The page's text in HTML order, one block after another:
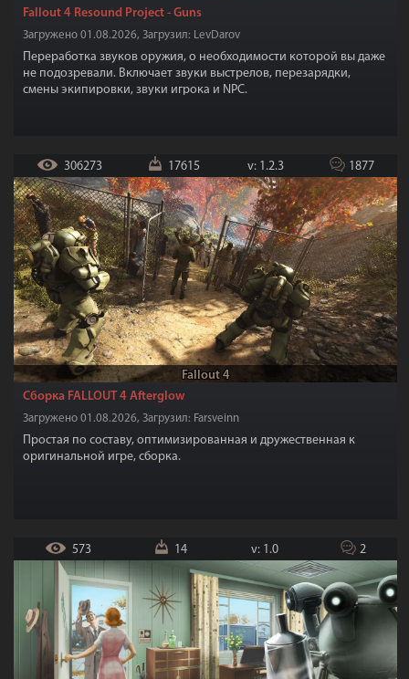
Fallout 4 Resound Project - Guns
Загружено 01.08.2026, Загрузил: LevDarov
Переработка звуков оружия, о необходимости которой вы даже
не подозревали. Включает звуки выстрелов, перезарядки,
смены экипировки, звуки игрока и NPC.
Fallout 4
306273 17615 v: 1.2.3 1877
Сборка FALLOUT 4 Afterglow
Загружено 01.08.2026, Загрузил: Farsveinn
Простая по составу, оптимизированная и дружественная к
оригинальной игре, сборка.
573 14 v: 1.0 2